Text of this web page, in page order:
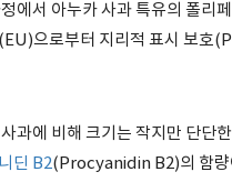
에서 아누카 사과 특유의 폴리
으로부터 지리적 표시 보호
과에 비해 크기는 작지만 단단
딘 B2(Procyanidin B2)의 함량